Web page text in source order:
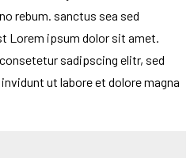
rebum. sanctus sea sed
Lorem ipsum dolor sit amet.
sadipscing elitr, sed
ut labore et dolore magna